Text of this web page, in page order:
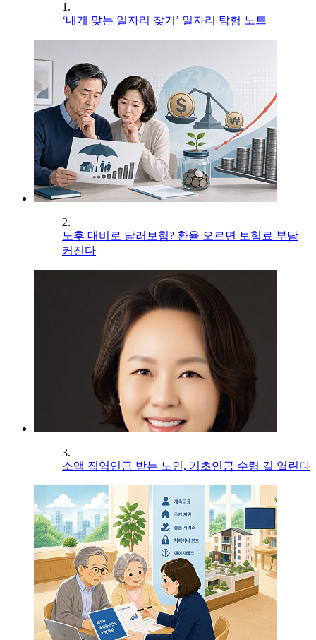
1.
‘내게 맞는 일자리 찾기’ 일자리 탐험 노트
2.
노후 대비로 달러보험? 환율 오르면 보험료 부담
커진다
3.
소액 직역연금 받는 노인, 기초연금 수령 길 열린다